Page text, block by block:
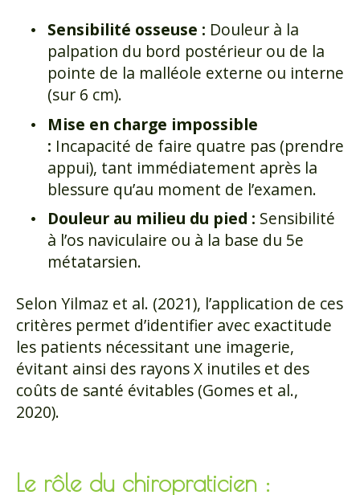
Sensibilité osseuse : Douleur à la
palpation du bord postérieur ou de la
pointe de la malléole externe ou interne
(sur 6 cm).
Mise en charge impossible
: Incapacité de faire quatre pas (prendre
appui), tant immédiatement après la
blessure qu’au moment de l’examen.
Douleur au milieu du pied : Sensibilité
à l’os naviculaire ou à la base du 5e
métatarsien.
Selon Yilmaz et al. (2021), l’application de ces
critères permet d’identifier avec exactitude
les patients nécessitant une imagerie,
évitant ainsi des rayons X inutiles et des
coûts de santé évitables (Gomes et al.,
2020).
Le rôle du chiropraticien :